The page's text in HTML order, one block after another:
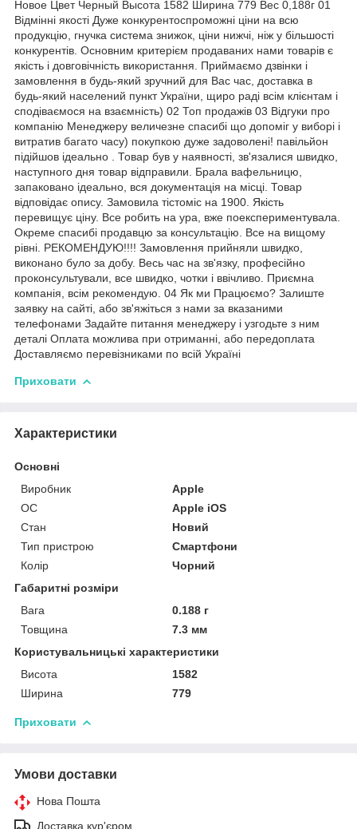
Новое Цвет Черный Высота 1582 Ширина 779 Вес 0,188г 01
Відмінні якості Дуже конкурентоспроможні ціни на всю
продукцію, гнучка система знижок, ціни нижчі, ніж у більшості
конкурентів. Основним критерієм продаваних нами товарів є
якість і довговічність використання. Приймаємо дзвінки і
замовлення в будь-який зручний для Вас час, доставка в
будь-який населений пункт України, щиро раді всім клієнтам і
сподіваємося на взаємність) 02 Топ продажів 03 Відгуки про
компанію Менеджеру величезне спасибі що допоміг у виборі і
витратив багато часу) покупкою дуже задоволені! павільйон
підійшов ідеально . Товар був у наявності, зв'язалися швидко,
наступного дня товар відправили. Брала вафельницю,
запаковано ідеально, вся документація на місці. Товар
відповідає опису. Замовила тістоміс на 1900. Якість
перевищує ціну. Все робить на ура, вже поекспериментувала.
Окреме спасибі продавцю за консультацію. Все на вищому
рівні. РЕКОМЕНДУЮ!!!! Замовлення прийняли швидко,
виконано було за добу. Весь час на зв'язку, професійно
проконсультували, все швидко, чотки і ввічливо. Приємна
компанія, всім рекомендую. 04 Як ми Працюємо? Залиште
заявку на сайті, або зв'яжіться з нами за вказаними
телефонами Задайте питання менеджеру і узгодьте з ним
деталі Оплата можлива при отриманні, або передоплата
Доставляємо перевізниками по всій Україні
Приховати
Характеристики
Основні
Виробник
Apple
ОС
Apple iOS
Стан
Новий
Тип пристрою
Смартфони
Колір
Чорний
Габаритні розміри
Вага
0.188 г
Товщина
7.3 мм
Користувальницькі характеристики
Висота
1582
Ширина
779
Приховати
Умови доставки
Нова Пошта
Доставка кур'єром